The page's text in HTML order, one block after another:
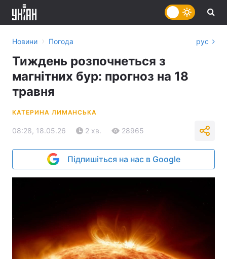
Новини › Погода рус
Тиждень розпочнеться з
магнітних бур: прогноз на 18
травня
КАТЕРИНА ЛИМАНСЬКА
08:28, 18.05.26 2 хв. 28965
Підпишіться на нас в Google